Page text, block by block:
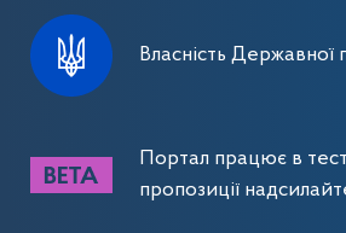
Власність Державної
Портал працює в
пропозиції